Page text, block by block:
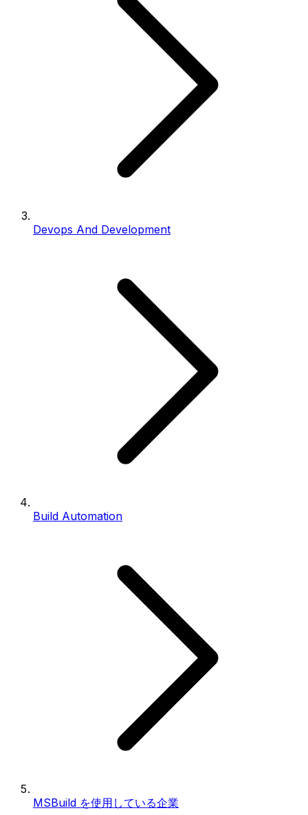
Devops And Development
Build Automation
MSBuild を使用している企業